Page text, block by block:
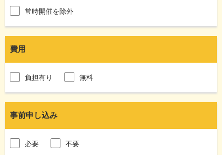
常時開催を除外
費用
負担有り 無料
事前申し込み
必要 不要